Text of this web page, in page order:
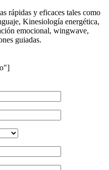
rápidas y eficaces tales como
Kinesiología energética,
emocional, wingwave,
guiadas.